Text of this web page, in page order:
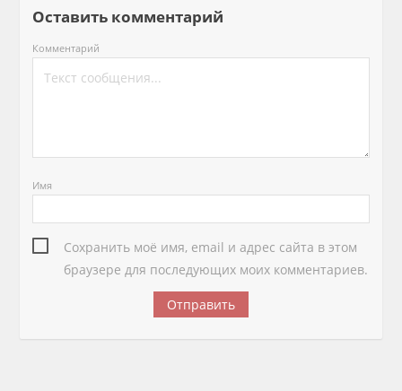
Оставить комментарий
Комментарий
Имя
Сохранить моё имя, email и адрес сайта в этом
браузере для последующих моих комментариев.